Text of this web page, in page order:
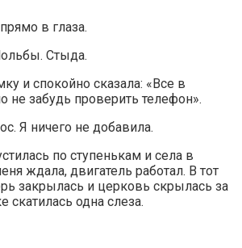
в глаза.
Стыда.
и спокойно сказала: «Все в
не забудь проверить телефон».
Я ничего не добавила.
по ступенькам и села в
ждала, двигатель работал. В тот
закрылась и церковь скрылась за
одна слеза.